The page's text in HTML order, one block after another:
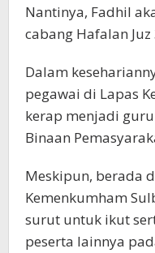
Nantinya, Fadhil
cabang Hafalan Juz
Dalam
pegawai di Lapas
kerap menjadi
Binaan
Meskipun, berada
Kemenkumham
surut untuk ikut
peserta lainnya